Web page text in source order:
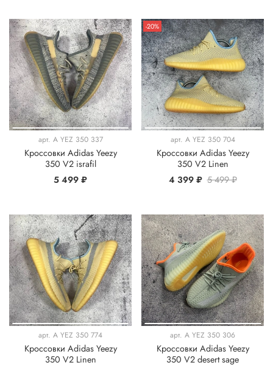
арт. A YEZ 350 337
Кроссовки Adidas Yeezy
350 V2 israfil
5 499 ₽
-20%
арт. A YEZ 350 704
Кроссовки Adidas Yeezy
350 V2 Linen
4 399 ₽ 5 499 ₽
арт. A YEZ 350 774
Кроссовки Adidas Yeezy
350 V2 Linen
арт. A YEZ 350 306
Кроссовки Adidas Yeezy
350 V2 desert sage